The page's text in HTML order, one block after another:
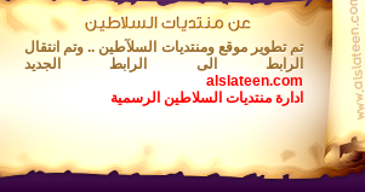
تم تطوير موقع ومنتديات السلآطين .. وتم انتقال
الرابط الى الرابط الجديد
alslateen.com
ادارة منتديات السلاطين الرسمية